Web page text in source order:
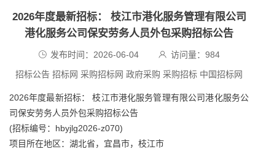
2026年度最新招标： 枝江市港化服务管理有限公司
港化服务公司保安劳务人员外包采购招标公告
发布时间：2026-06-04 访问量： 984
招标公告 招标网 采购招标网 政府采购 采购招标 中国招标网
2026年度最新招标： 枝江市港化服务管理有限公司港化服务公
司保安劳务人员外包采购招标公告
(招标编号：hbyjlg2026-z070)
项目所在地区：湖北省，宜昌市，枝江市